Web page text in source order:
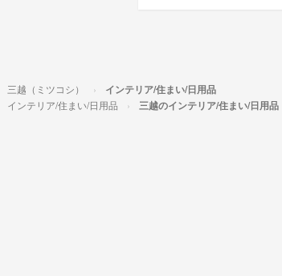
三越（ミツコシ） インテリア/住まい/日用品
インテリア/住まい/日用品 三越のインテリア/住まい/日用品